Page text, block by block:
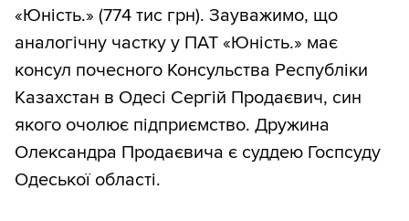
«Юність.» (774 тис грн). Зауважимо, що
аналогічну частку у ПАТ «Юність.» має
консул почесного Консульства Республіки
Казахстан в Одесі Сергій Продаєвич, син
якого очолює підприємство. Дружина
Олександра Продаєвича є суддею Госпсуду
Одеської області.